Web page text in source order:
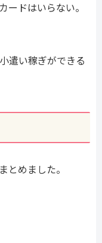
ードはいらない。
遣い稼ぎができる
とめました。